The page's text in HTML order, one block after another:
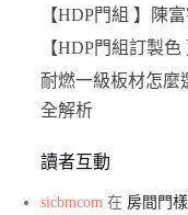
【HDP門組 】陳
【HDP門組訂製
耐燃一級板材怎麼
全解析
讀者互動
sicbmcom 在 房間門